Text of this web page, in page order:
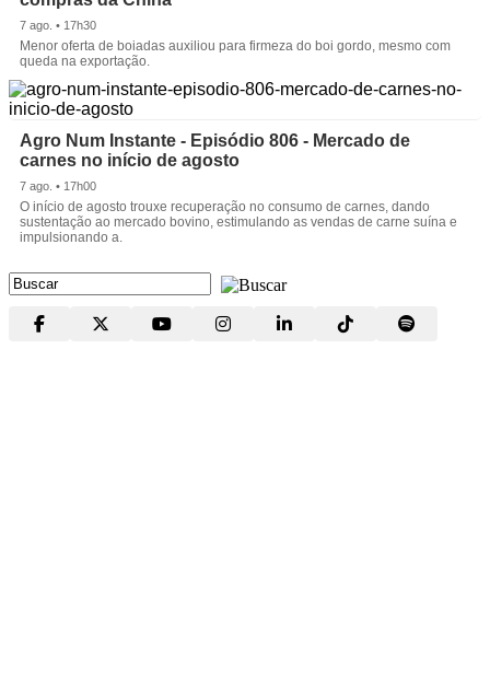
7 ago. • 17h30
Menor oferta de boiadas auxiliou para firmeza do boi gordo, mesmo com
queda na exportação.
Agro Num Instante - Episódio 806 - Mercado de
carnes no início de agosto
7 ago. • 17h00
O início de agosto trouxe recuperação no consumo de carnes, dando
sustentação ao mercado bovino, estimulando as vendas de carne suína e
impulsionando a.